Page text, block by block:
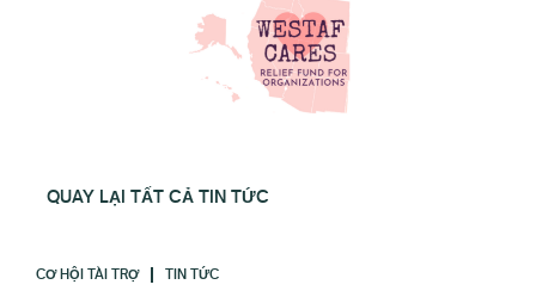
QUAY LẠI TẤT CẢ TIN TỨC
CƠ HỘI TÀI TRỢ TIN TỨC